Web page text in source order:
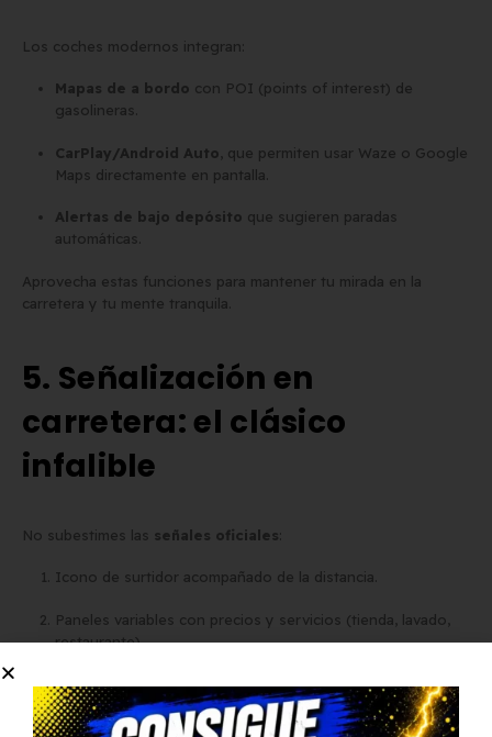
Los coches modernos integran:
Mapas de a bordo con POI (points of interest) de
gasolineras.
CarPlay/Android Auto , que permiten usar Waze o Google
Maps directamente en pantalla.
Alertas de bajo depósito que sugieren paradas
automáticas.
Aprovecha estas funciones para mantener tu mirada en la
carretera y tu mente tranquila.
5. Señalización en
carretera: el clásico
infalible
No subestimes las señales oficiales
Icono de surtidor acompañado de la distancia.
Paneles variables con precios y servicios (tienda, lavado,
restaurante).
Señalización previa en accesos de autopistas y autovías.
Presta atención a estos carteles para un repostaje sin